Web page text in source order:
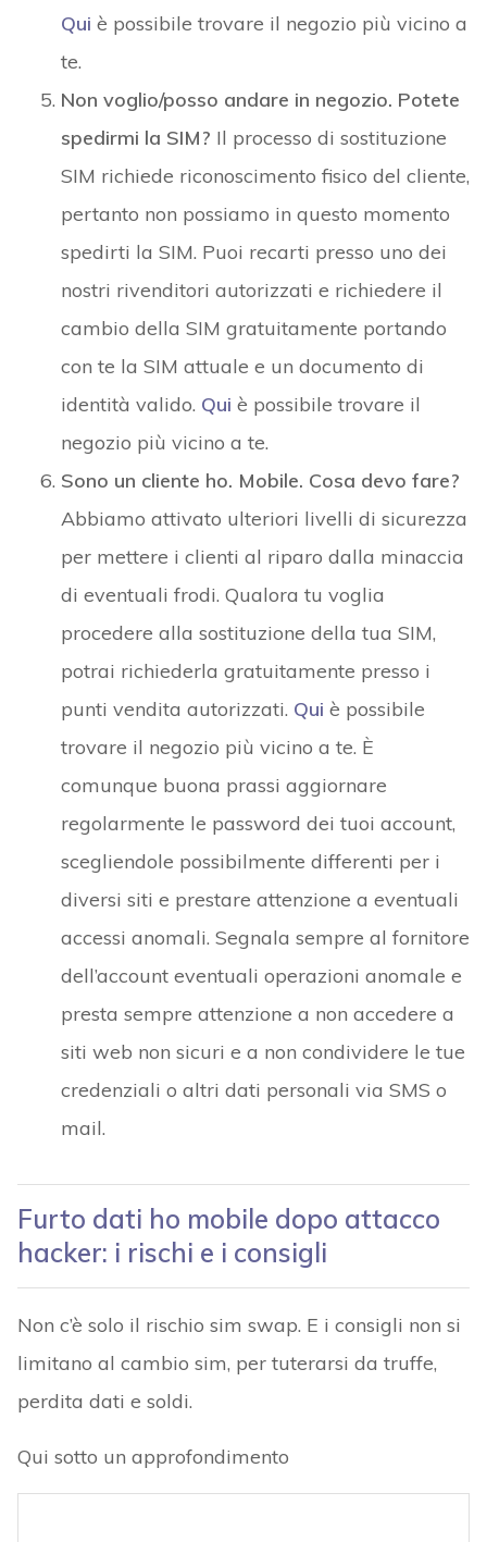
Qui è possibile trovare il negozio più vicino a
te.
Non voglio/posso andare in negozio. Potete
spedirmi la SIM? Il processo di sostituzione
SIM richiede riconoscimento fisico del cliente,
pertanto non possiamo in questo momento
spedirti la SIM. Puoi recarti presso uno dei
nostri rivenditori autorizzati e richiedere il
cambio della SIM gratuitamente portando
con te la SIM attuale e un documento di
identità valido. Qui è possibile trovare il
negozio più vicino a te.
Sono un cliente ho. Mobile. Cosa devo fare?
Abbiamo attivato ulteriori livelli di sicurezza
per mettere i clienti al riparo dalla minaccia
di eventuali frodi. Qualora tu voglia
procedere alla sostituzione della tua SIM,
potrai richiederla gratuitamente presso i
punti vendita autorizzati. Qui è possibile
trovare il negozio più vicino a te. È
comunque buona prassi aggiornare
regolarmente le password dei tuoi account,
scegliendole possibilmente differenti per i
diversi siti e prestare attenzione a eventuali
accessi anomali. Segnala sempre al fornitore
dell’account eventuali operazioni anomale e
presta sempre attenzione a non accedere a
siti web non sicuri e a non condividere le tue
credenziali o altri dati personali via SMS o
mail.
Furto dati ho mobile dopo attacco
hacker: i rischi e i consigli
Non c’è solo il rischio sim swap. E i consigli non si
limitano al cambio sim, per tuterarsi da truffe,
perdita dati e soldi.
Qui sotto un approfondimento